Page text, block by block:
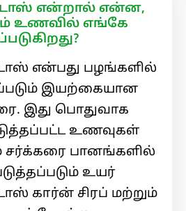
என்றால் என்ன,
உணவில் எங்கே
என்பது பழங்களில்
இயற்கையான
இது பொதுவாக
உணவுகள்
சர்க்கரை பானங்களில்
உயர்
கார்ன் சிரப் மற்றும்